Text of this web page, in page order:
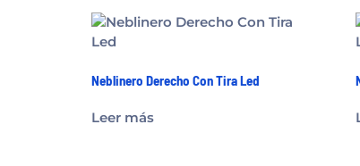
Neblinero Derecho Con Tira Led
Leer más